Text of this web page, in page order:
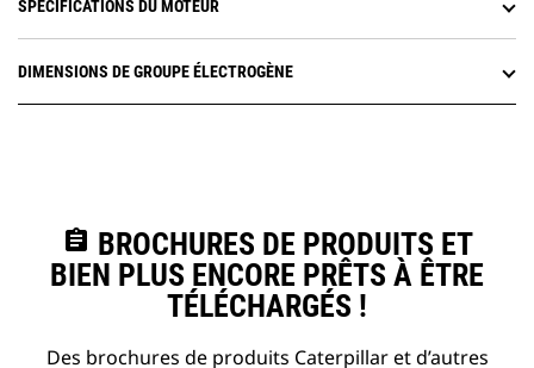
SPÉCIFICATIONS DU MOTEUR
DIMENSIONS DE GROUPE ÉLECTROGÈNE
assignment BROCHURES DE PRODUITS ET
BIEN PLUS ENCORE PRÊTS À ÊTRE
TÉLÉCHARGÉS !
Des brochures de produits Caterpillar et d’autres